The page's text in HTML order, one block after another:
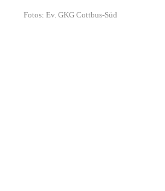
Fotos: Ev. GKG Cottbus-Süd